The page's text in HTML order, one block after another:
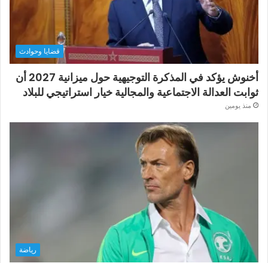
قضايا وحوادث
أخنوش يؤكد في المذكرة التوجيهية حول ميزانية 2027 أن
ثوابت العدالة الاجتماعية والمجالية خيار استراتيجي للبلاد
منذ يومين
رياضة